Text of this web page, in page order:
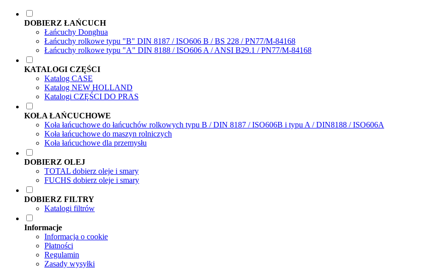
DOBIERZ ŁAŃCUCH
Łańcuchy Donghua
Łańcuchy rolkowe typu "B" DIN 8187 / ISO606 B / BS 228 / PN77/M-84168
Łańcuchy rolkowe typu "A" DIN 8188 / ISO606 A / ANSI B29.1 / PN77/M-84168
KATALOGI CZĘŚCI
Katalog CASE
Katalog NEW HOLLAND
Katalogi CZĘŚCI DO PRAS
KOŁA ŁAŃCUCHOWE
Koła łańcuchowe do łańcuchów rolkowych typu B / DIN 8187 / ISO606B i typu A / DIN8188 / ISO606A
Koła łańcuchowe do maszyn rolniczych
Koła łańcuchowe dla przemysłu
DOBIERZ OLEJ
TOTAL dobierz oleje i smary
FUCHS dobierz oleje i smary
DOBIERZ FILTRY
Katalogi filtrów
Informacje
Informacja o cookie
Płatności
Regulamin
Zasady wysyłki